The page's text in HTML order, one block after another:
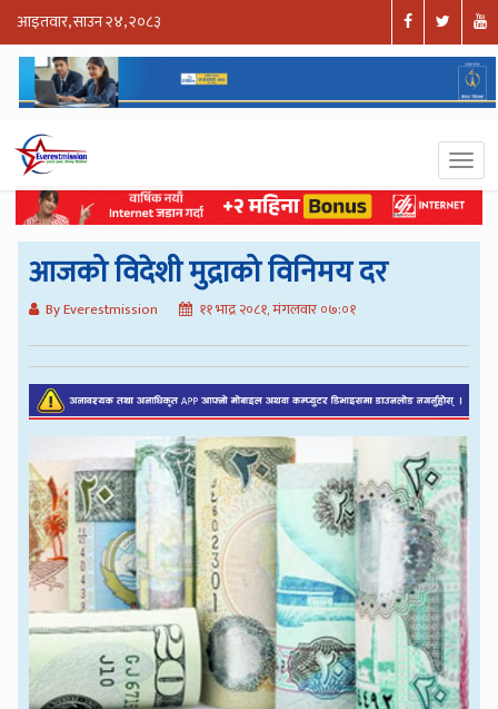
आइतवार, साउन २४, २०८३
आजको विदेशी मुद्राको विनिमय दर
By Everestmission ११ भाद्र २०८१, मंगलवार ०७:०१